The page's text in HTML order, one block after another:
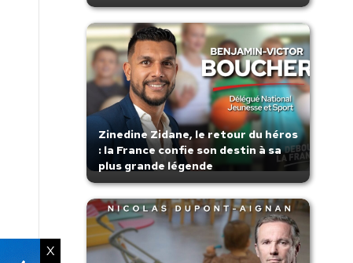
Zinedine Zidane, le retour du héros
: la France confie son destin à sa
plus grande légende
X